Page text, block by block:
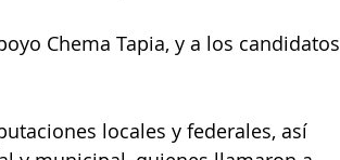
Chema Tapia, y a los candidatos
locales y federales, así